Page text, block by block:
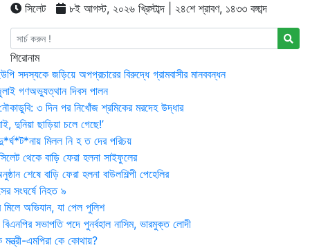
সিলেট ৮ই আগস্ট, ২০২৬ খ্রিস্টাব্দ | ২৪শে শ্রাবণ, ১৪৩৩ বঙ্গাব্দ
শিরোনাম
সদস্যকে জড়িয়ে অপপ্রচারের বিরুদ্ধে গ্রামবাসীর মানববন্ধন
গণঅভ্যুত্থান দিবস পালন
৩ দিন পর নিখোঁজ শ্রমিকের মরদেহ উদ্ধার
দুনিয়া ছাড়িয়া চলে গেছে!’
মিলল নি হ ত দের পরিচয়
থেকে বাড়ি ফেরা হলনা সাইফুলের
শেষে বাড়ি ফেরা হলনা বাউলশিল্পী পেহেলির
সংঘর্ষে নিহত ৯
মিলে অভিযান, যা পেল পুলিশ
সভাপতি পদে পুনর্বহাল নাসিম, ভারমুক্ত লোদী
মন্ত্রী-এমপিরা কে কোথায়?